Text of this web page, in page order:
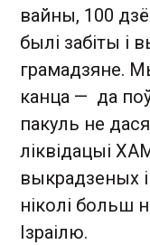
вайны, 100
былі забіты і
грамадзяне.
канца — да
пакуль не
ліквідацыі
выкрадзеных і
ніколі больш
Ізраілю.